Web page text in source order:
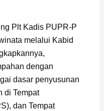
Plt Kadis PUPR-P
melalui Kabid
dengan
dasar penyusunan
di Tempat
dan Tempat